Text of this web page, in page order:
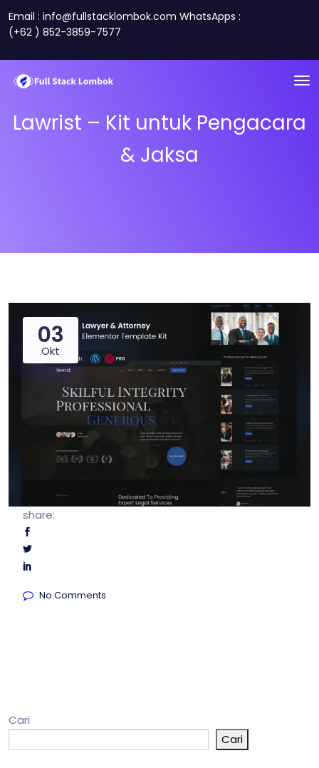
Email : info@fullstacklombok.com WhatsApps :
(+62 ) 852-3859-7577
Lawrist – Kit untuk Pengacara
& Jaksa
03
Okt
share:
No Comments
Cari
Cari